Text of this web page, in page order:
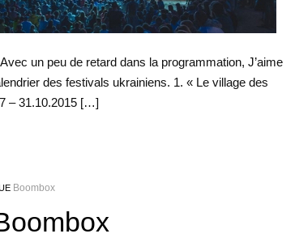
un peu de retard dans la programmation, J’aime
des festivals ukrainiens. 1. « Le village des
– 31.10.2015 […]
Boombox